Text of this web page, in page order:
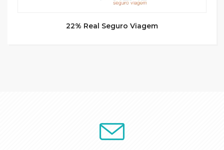
22% Real Seguro Viagem